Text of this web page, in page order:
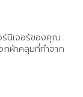
ร์นิเจอร์ของคุณ
กผ้าคลุมที่ทำจาก